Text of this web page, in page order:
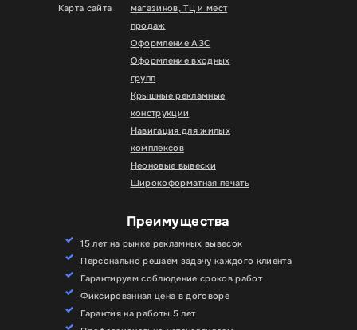
Карта сайта
магазинов, ТЦ и мест
продаж
Оформление АЗС
Оформление входных
групп
Крышные рекламные
конструкции
Навигация для жилых
комплексов
Неоновые вывески
Широкоформатная печать
Преимущества
15 лет на рынке рекламных вывесок
Персонально решаем задачу каждого клиента
Гарантируем соблюдение сроков работ
Фиксированная цена в договоре
Гарантия на работы 5 лет